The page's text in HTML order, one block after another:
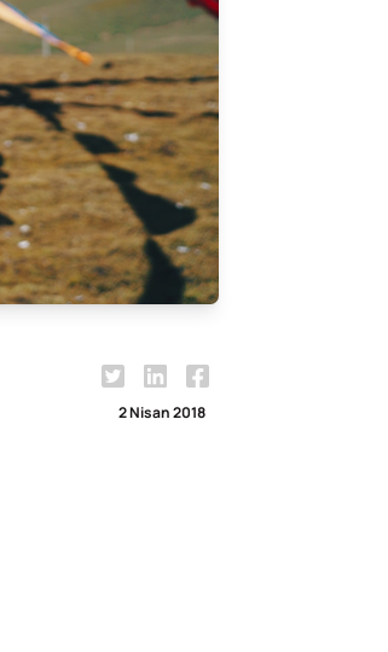
2 Nisan 2018